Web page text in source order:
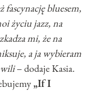
fascynację bluesem,
życiu jazz, na
mi, że na
a ja wybieram
– dodaje Kasia.
„If I